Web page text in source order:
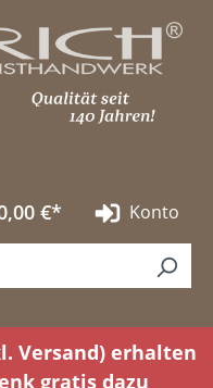
€* Konto
Versand) erhalten
gratis dazu